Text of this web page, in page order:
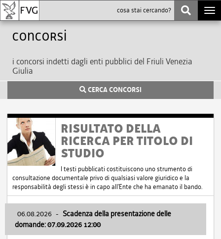
Concorsi
i concorsi indetti dagli enti pubblici del Friuli Venezia
Giulia
CERCA CONCORSI
RISULTATO DELLA
RICERCA PER TITOLO DI
STUDIO
I testi pubblicati costituiscono uno strumento di
consultazione documentale privo di qualsiasi valore giuridico e la
responsabilità degli stessi è in capo all'Ente che ha emanato il bando.
06.08.2026 - Scadenza della presentazione delle
domande: 07.09.2026 12:00